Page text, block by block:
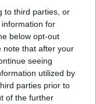
to third parties, or
for
below opt-out
note that after your
seeing
utilized by
parties prior to
of the further
se találta
feláldozza
tavasszal lát.
történt, az elejtett
lányát
élete rettenetes